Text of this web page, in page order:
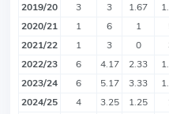
2019/20
3 3 1.67
2020/21
1 6 1
2021/22
1 3 0
2022/23
6 4.17 2.33
2023/24
6 5.17 3.33
2024/25
4 3.25 1.25